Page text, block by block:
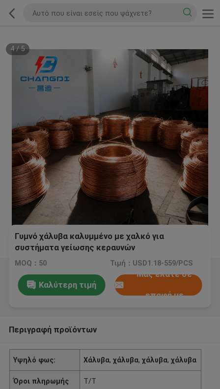
4/ 5
Γυμνό χάλυβα καλυμμένο με χαλκό για
συστήματα γείωσης κεραυνών
MOQ：50 Τιμή：USD1.18-559/PCS
Καλύτερη τιμή
Μας ελάτε σε
επαφή με
Περιγραφή προϊόντων
Υψηλό φως: Χάλυβα,χάλυβα,χάλυβα,χάλυβα
Όροι πληρωμής T/T